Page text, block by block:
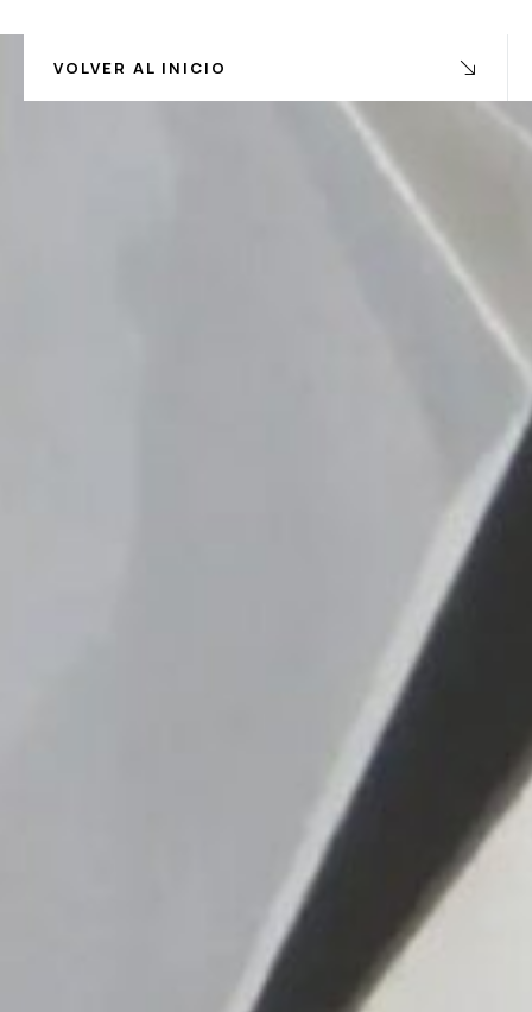
VOLVER AL INICIO